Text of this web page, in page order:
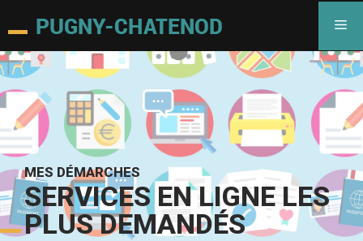
MES DÉMARCHES
SERVICES EN LIGNE LES
PLUS DEMANDÉS